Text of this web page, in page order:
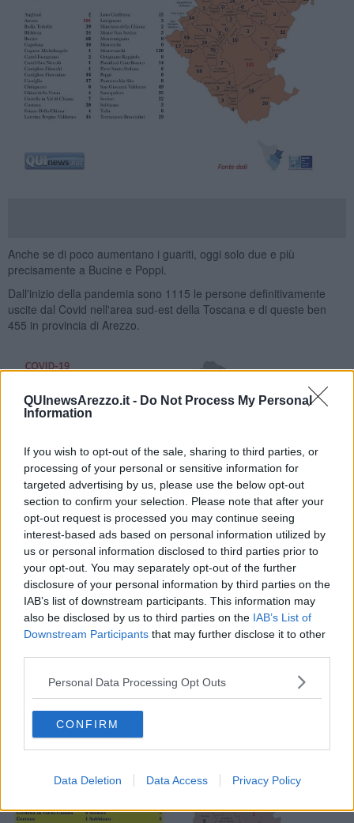
QUInewsArezzo.it - Do Not Process My Personal
Information
If you wish to opt-out of the sale, sharing to third parties, or
processing of your personal or sensitive information for
targeted advertising by us, please use the below opt-out
section to confirm your selection. Please note that after your
opt-out request is processed you may continue seeing
interest-based ads based on personal information utilized by
us or personal information disclosed to third parties prior to
your opt-out. You may separately opt-out of the further
disclosure of your personal information by third parties on the
IAB’s list of downstream participants. This information may
also be disclosed by us to third parties on the IAB’s List of
Downstream Participants that may further disclose it to other
Personal Data Processing Opt Outs
CONFIRM
Data Deletion Data Access Privacy Policy
Anche se di poco aumentano i guariti, oggi solo due e più
precisamente a Bucine e Poppi.
Dall'inizio della pandemia sono 1115 le persone definitivamente
uscite dal Covid nell'area sud-est della Toscana e di queste ben
455 in provincia di Arezzo.
Insomma il virus sembra sempre più al capolinea ma ancora non è
tempo di festeggiare, l'emergenza sanitaria resta alta ed ora più
che mai è fondamentale rispettare scrupolosamente tutte le norme